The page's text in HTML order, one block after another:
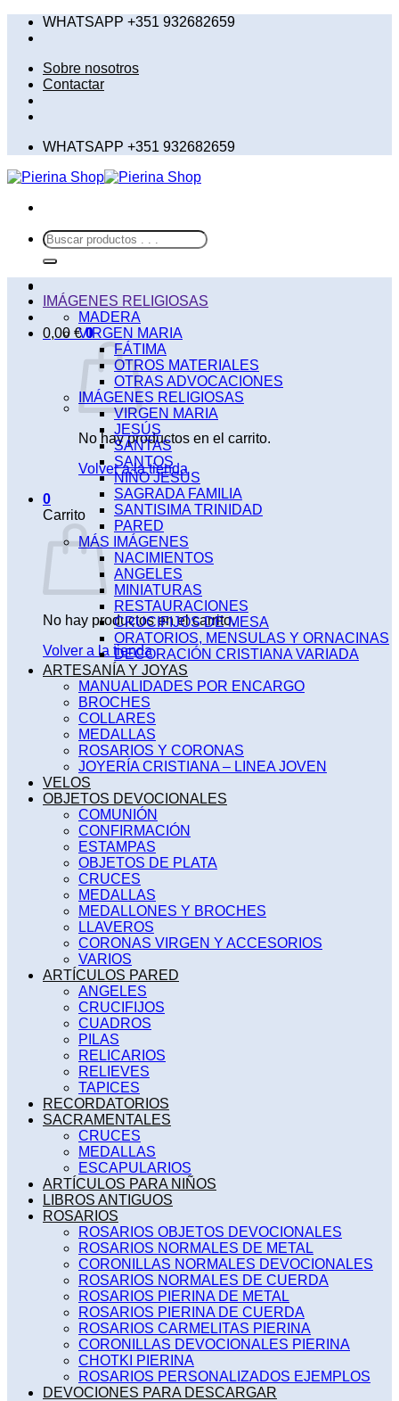
SaltarWHATSAPP +351 932682659
Sobre nosotros
Contactar
WHATSAPP +351 932682659
Buscar
por:
0,00 € 0
No hay productos en el carrito.
Volver a la tienda
0
Carrito
No hay productos en el carrito.
Volver a la tienda
IMÁGENES RELIGIOSAS
MADERA
VIRGEN MARIA
FÁTIMA
OTROS MATERIALES
OTRAS ADVOCACIONES
IMÁGENES RELIGIOSAS
VIRGEN MARIA
JESÚS
SANTAS
SANTOS
NIÑO JESÚS
SAGRADA FAMILIA
SANTISIMA TRINIDAD
PARED
MÁS IMÁGENES
NACIMIENTOS
ANGELES
MINIATURAS
RESTAURACIONES
CRUCIFIJOS DE MESA
ORATORIOS, MENSULAS Y ORNACINAS
DECORACIÓN CRISTIANA VARIADA
ARTESANÍA Y JOYAS
MANUALIDADES POR ENCARGO
BROCHES
COLLARES
MEDALLAS
ROSARIOS Y CORONAS
JOYERÍA CRISTIANA – LINEA JOVEN
VELOS
OBJETOS DEVOCIONALES
COMUNIÓN
CONFIRMACIÓN
ESTAMPAS
OBJETOS DE PLATA
CRUCES
MEDALLAS
MEDALLONES Y BROCHES
LLAVEROS
CORONAS VIRGEN Y ACCESORIOS
VARIOS
ARTÍCULOS PARED
ANGELES
CRUCIFIJOS
CUADROS
PILAS
RELICARIOS
RELIEVES
TAPICES
RECORDATORIOS
SACRAMENTALES
CRUCES
MEDALLAS
ESCAPULARIOS
ARTÍCULOS PARA NIÑOS
LIBROS ANTIGUOS
ROSARIOS
ROSARIOS OBJETOS DEVOCIONALES
ROSARIOS NORMALES DE METAL
CORONILLAS NORMALES DEVOCIONALES
ROSARIOS NORMALES DE CUERDA
ROSARIOS PIERINA DE METAL
ROSARIOS PIERINA DE CUERDA
ROSARIOS CARMELITAS PIERINA
CORONILLAS DEVOCIONALES PIERINA
CHOTKI PIERINA
ROSARIOS PERSONALIZADOS EJEMPLOS
DEVOCIONES PARA DESCARGAR